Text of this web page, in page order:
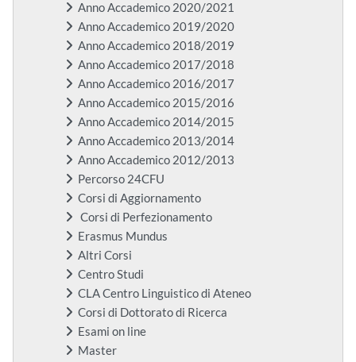
Anno Accademico 2020/2021
Anno Accademico 2019/2020
Anno Accademico 2018/2019
Anno Accademico 2017/2018
Anno Accademico 2016/2017
Anno Accademico 2015/2016
Anno Accademico 2014/2015
Anno Accademico 2013/2014
Anno Accademico 2012/2013
Percorso 24CFU
Corsi di Aggiornamento
Corsi di Perfezionamento
Erasmus Mundus
Altri Corsi
Centro Studi
CLA Centro Linguistico di Ateneo
Corsi di Dottorato di Ricerca
Esami on line
Master